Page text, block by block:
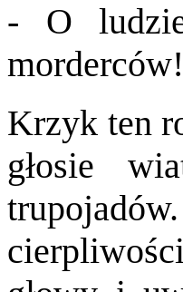
- O
Krzyk ten
głosie